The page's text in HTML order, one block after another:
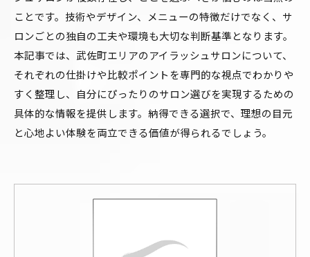
ことです。技術やデザイン、メニューの特徴だけでなく、サ
ロンごとの独自の工夫や環境も大切な判断基準となります。
本記事では、武佐町エリアのアイラッシュサロンについて、
それぞれの仕掛けや比較ポイントを専門的な視点でわかりや
すく整理し、自分にぴったりのサロン選びを実現するための
具体的な情報を提供します。納得できる選択で、理想の目元
と心地よい体験を両立できる価値が得られるでしょう。